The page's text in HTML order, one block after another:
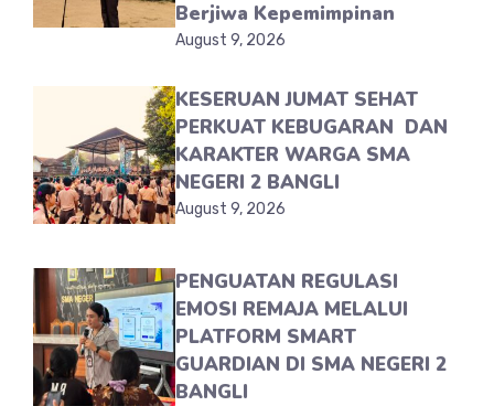
Berjiwa Kepemimpinan
August 9, 2026
KESERUAN JUMAT SEHAT
PERKUAT KEBUGARAN DAN
KARAKTER WARGA SMA
NEGERI 2 BANGLI
August 9, 2026
PENGUATAN REGULASI
EMOSI REMAJA MELALUI
PLATFORM SMART
GUARDIAN DI SMA NEGERI 2
BANGLI